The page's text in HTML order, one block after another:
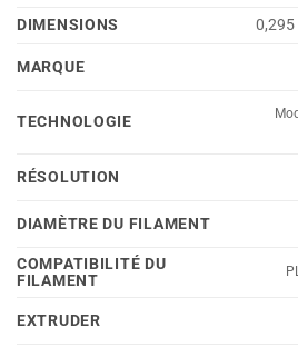
DIMENSIONS
0,295
MARQUE
TECHNOLOGIE
RÉSOLUTION
DIAMÈTRE DU FILAMENT
COMPATIBILITÉ DU
FILAMENT
EXTRUDER